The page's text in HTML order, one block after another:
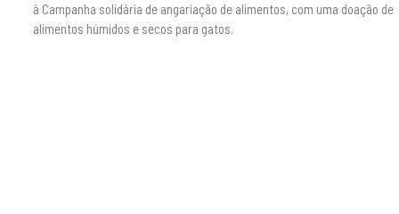
à Campanha solidária de angariação de alimentos, com uma doação de
alimentos húmidos e secos para gatos.